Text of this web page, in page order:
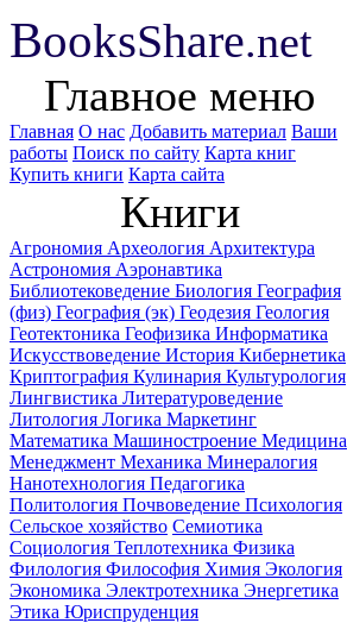
BooksShare.net
Главное меню
Главная О нас Добавить материал Ваши
работы Поиск по сайту Карта книг
Купить книги Карта сайта
Книги
Агрономия Археология Архитектура
Астрономия Аэронавтика
Библиотековедение Биология География
(физ) География (эк) Геодезия Геология
Геотектоника Геофизика Информатика
Искусствоведение История Кибернетика
Криптография Кулинария Культурология
Лингвистика Литературоведение
Литология Логика Маркетинг
Математика Машиностроение Медицина
Менеджмент Механика Минералогия
Нанотехнология Педагогика
Политология Почвоведение Психология
Сельское хозяйство Семиотика
Социология Теплотехника Физика
Филология Философия Химия Экология
Экономика Электротехника Энергетика
Этика Юриспруденция